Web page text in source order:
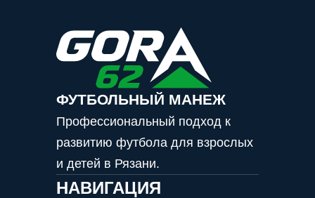
Отправить заявку
Нажимая кнопку, вы
соглашаетесь с обработкой
персональных данных и
условиями участия в
турнире.
ФУТБОЛЬНЫЙ МАНЕЖ
Профессиональный подход к
развитию футбола для взрослых
и детей в Рязани.
НАВИГАЦИЯ